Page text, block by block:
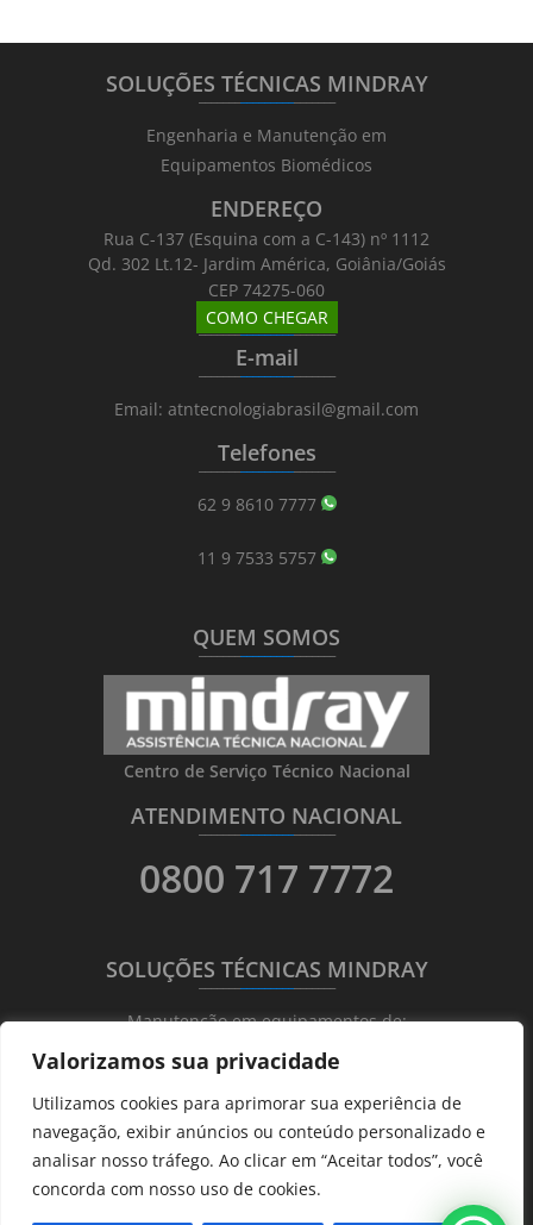
Valorizamos sua privacidade
Utilizamos cookies para aprimorar sua experiência de
navegação, exibir anúncios ou conteúdo personalizado e
analisar nosso tráfego. Ao clicar em “Aceitar todos”, você
concorda com nosso uso de cookies.
SOLUÇÕES TÉCNICAS MINDRAY
_______________________
Engenharia e Manutenção em
Equipamentos Biomédicos
ENDEREÇO
Rua C-137 (Esquina com a C-143) nº 1112
Qd. 302 Lt.12- Jardim América, Goiânia/Goiás
CEP 74275-060
COMO CHEGAR
_______________________
E-mail
_______________________
Email: atntecnologiabrasil@gmail.com
Telefones
_______________________
62 9 8610 7777
11 9 7533 5757
QUEM SOMOS
_______________________
Centro de Serviço Técnico Nacional
ATENDIMENTO NACIONAL
_______________________
0800 717 7772
SOLUÇÕES TÉCNICAS MINDRAY
_______________________
Manutenção em equipamentos de:
Ultrassonografia
Ecocardiografia
Transdutores
Hematológicos